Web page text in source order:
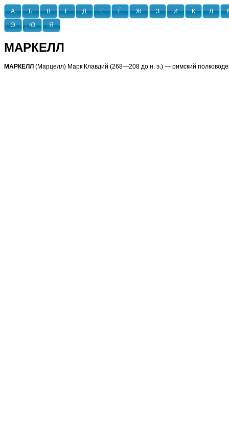
А Б В Г Д Е Ё Ж З И К Л
Э
Ю Я
МАРКЕЛЛ
МАРКЕЛЛ (Марцелл) Марк Клавдий (268—208 до н. э.) — римский